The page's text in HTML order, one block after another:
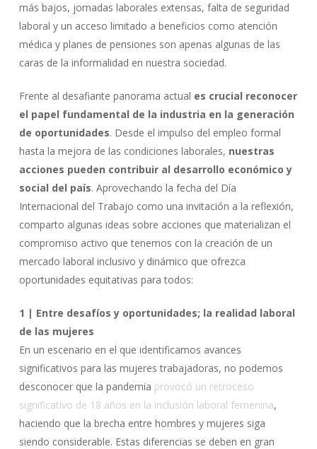
más bajos, jornadas laborales extensas, falta de seguridad
laboral y un acceso limitado a beneficios como atención
médica y planes de pensiones son apenas algunas de las
caras de la informalidad en nuestra sociedad.
Frente al desafiante panorama actual es crucial reconocer
el papel fundamental de la industria en la generación
de oportunidades. Desde el impulso del empleo formal
hasta la mejora de las condiciones laborales, nuestras
acciones pueden contribuir al desarrollo económico y
social del país. Aprovechando la fecha del Día
Internacional del Trabajo como una invitación a la reflexión,
comparto algunas ideas sobre acciones que materializan el
compromiso activo que tenemos con la creación de un
mercado laboral inclusivo y dinámico que ofrezca
oportunidades equitativas para todos:
1 | Entre desafíos y oportunidades; la realidad laboral
de las mujeres
En un escenario en el que identificamos avances
significativos para las mujeres trabajadoras, no podemos
desconocer que la pandemia provocó un retroceso
significativo de 18 años en la inclusión laboral femenina,
haciendo que la brecha entre hombres y mujeres siga
siendo considerable. Estas diferencias se deben en gran